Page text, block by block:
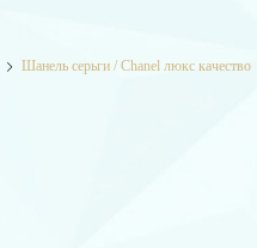
Шанель серьги / Chanel люкс качество